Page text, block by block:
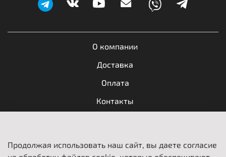
О компании
Доставка
Оплата
Контакты
Пользовательское соглашение
Продолжая использовать наш сайт, вы даете согласие